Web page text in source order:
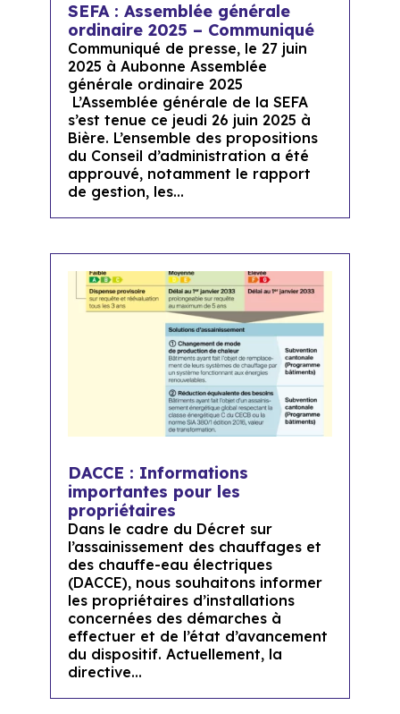
SEFA : Assemblée générale
ordinaire 2025 – Communiqué
Communiqué de presse, le 27 juin
2025 à Aubonne Assemblée
générale ordinaire 2025
L’Assemblée générale de la SEFA
s’est tenue ce jeudi 26 juin 2025 à
Bière. L’ensemble des propositions
du Conseil d’administration a été
approuvé, notamment le rapport
de gestion, les...
DACCE : Informations
importantes pour les
propriétaires
Dans le cadre du Décret sur
l’assainissement des chauffages et
des chauffe-eau électriques
(DACCE), nous souhaitons informer
les propriétaires d’installations
concernées des démarches à
effectuer et de l’état d’avancement
du dispositif. Actuellement, la
directive...